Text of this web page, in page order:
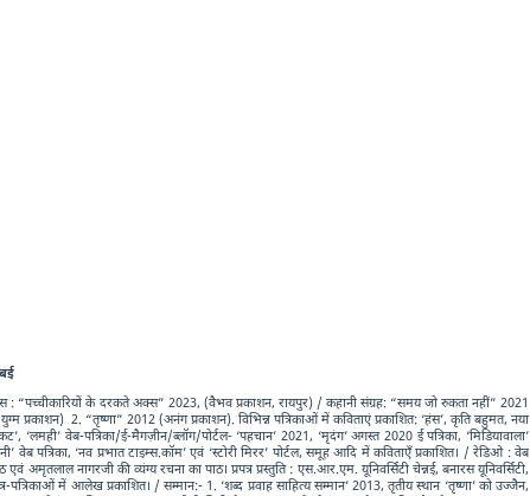
: “पच्चीकारियों के दरकते अक्स” 2023, (वैभव प्रकाशन, रायपुर) / कहानी संग्रह: “समय जो रुकता नहीं” 2021
प्रकाशन) 2. “तृष्णा” 2012 (अनंग प्रकाशन). विभिन्न पत्रिकाओं में कविताएं प्रकाशित: ‘हंस’, कृति बहुमत, नया
‘लमही’ वेब-पत्रिका/ई-मैगज़ीन/ब्लॉग/पोर्टल- ‘पहचान’ 2021, ‘मृदंग’ अगस्त 2020 ई पत्रिका, ‘मिडियावाला’
वेब पत्रिका, ‘नव प्रभात टाइम्स.कॉम’ एवं ‘स्टोरी मिरर’ पोर्टल, समूह आदि में कविताएँ प्रकाशित। / रेडिओ : वेब
नागरजी की व्यंग्य रचना का पाठ। प्रपत्र प्रस्तुति : एस.आर.एम. यूनिवर्सिटी चेन्नई, बनारस यूनिवर्सिटी,
में आलेख प्रकाशित। / सम्मान:- 1. ‘शब्द प्रवाह साहित्य सम्मान’ 2013, तृतीय स्थान ‘तृष्णा’ को उज्जैन,